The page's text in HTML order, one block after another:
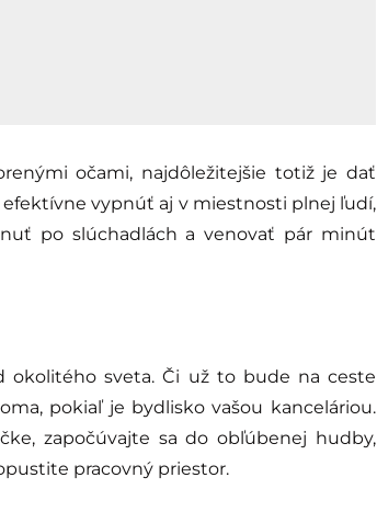
očami, najdôležitejšie totiž je dať
vypnúť aj v miestnosti plnej ľudí,
po slúchadlách a venovať pár minút
okolitého sveta. Či už to bude na ceste
pokiaľ je bydlisko vašou kanceláriou.
započúvajte sa do obľúbenej hudby,
pracovný priestor.